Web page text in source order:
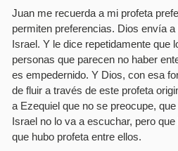
Juan me recuerda a mi profeta
permiten preferencias. Dios enví­a
Israel. Y le dice repetidamente que
personas que parecen no haber
es empedernido. Y Dios, con esa
de fluir a través de este profeta
a Ezequiel que no se preocupe,
Israel no lo va a escuchar, pero
que hubo profeta entre ellos.